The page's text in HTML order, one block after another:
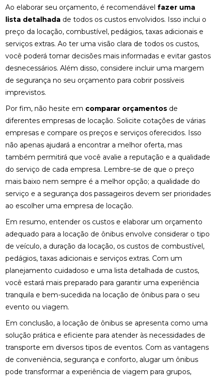
Ao elaborar seu orçamento, é recomendávelfazer uma
lista detalhada de todos os custos envolvidos. Isso inclui o
preço da locação, combustível, pedágios, taxas adicionais e
serviços extras. Ao ter uma visão clara de todos os custos,
você poderá tomar decisões mais informadas e evitar gastos
desnecessários. Além disso, considere incluir uma margem
de segurança no seu orçamento para cobrir possíveis
imprevistos.
Por fim, não hesite em comparar orçamentos de
diferentes empresas de locação. Solicite cotações de várias
empresas e compare os preços e serviços oferecidos. Isso
não apenas ajudará a encontrar a melhor oferta, mas
também permitirá que você avalie a reputação e a qualidade
do serviço de cada empresa. Lembre-se de que o preço
mais baixo nem sempre é a melhor opção; a qualidade do
serviço e a segurança dos passageiros devem ser prioridades
ao escolher uma empresa de locação.
Em resumo, entender os custos e elaborar um orçamento
adequado para a locação de ônibus envolve considerar o tipo
de veículo, a duração da locação, os custos de combustível,
pedágios, taxas adicionais e serviços extras. Com um
planejamento cuidadoso e uma lista detalhada de custos,
você estará mais preparado para garantir uma experiência
tranquila e bem-sucedida na locação de ônibus para o seu
evento ou viagem.
Em conclusão, a locação de ônibus se apresenta como uma
solução prática e eficiente para atender às necessidades de
transporte em diversos tipos de eventos. Com as vantagens
de conveniência, segurança e conforto, alugar um ônibus
pode transformar a experiência de viagem para grupos,